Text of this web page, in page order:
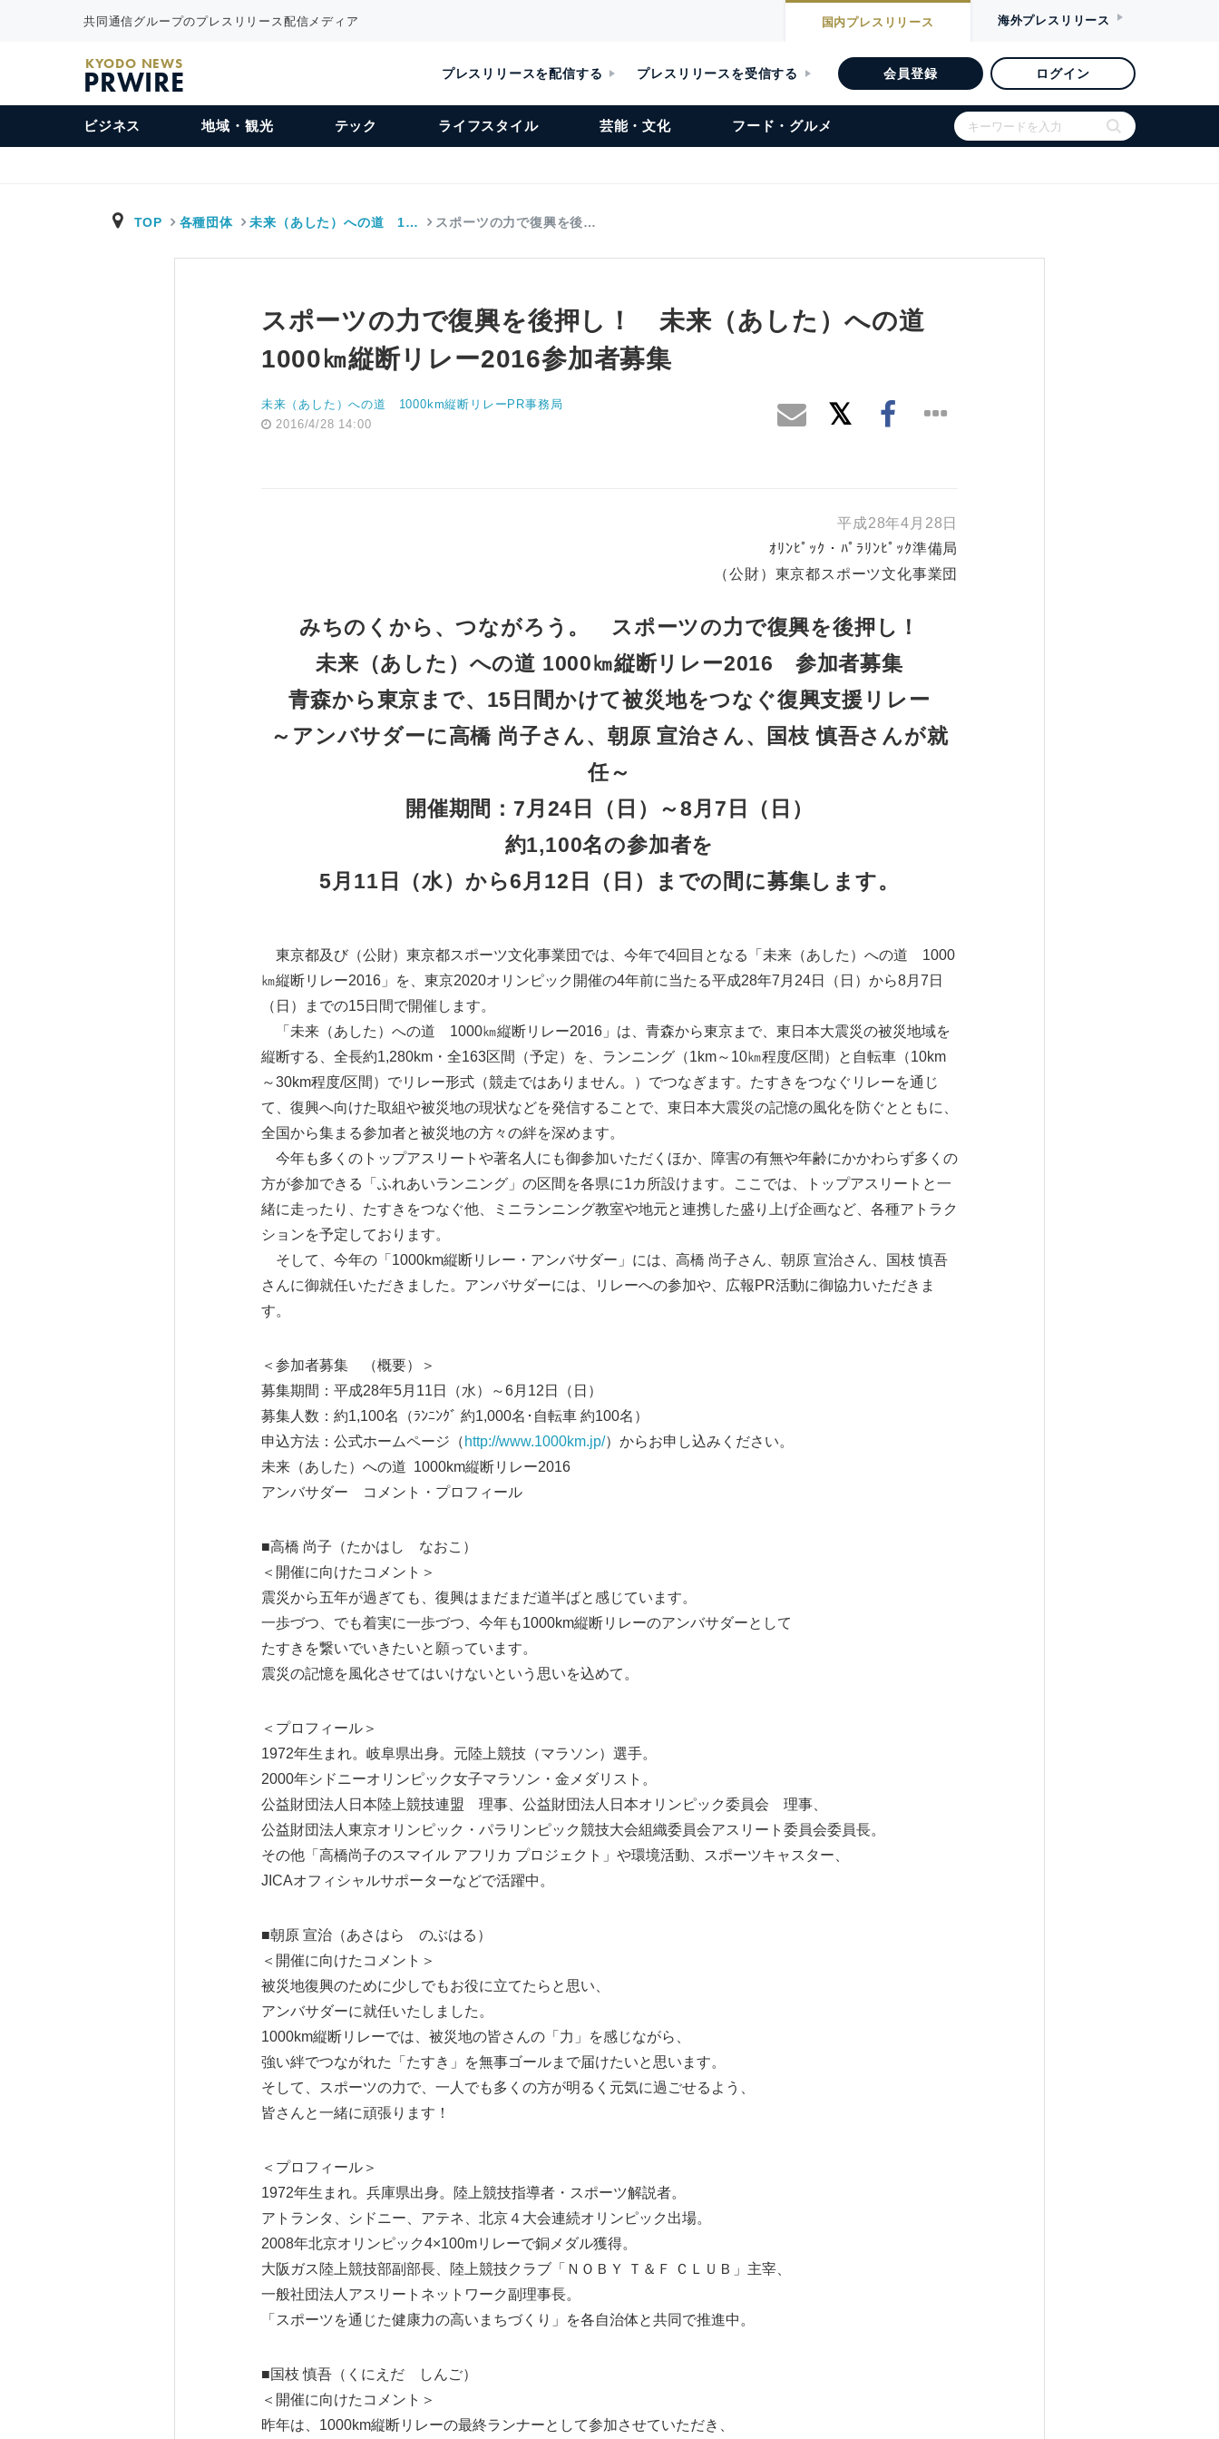
共同通信グループのプレスリリース配信メディア 国内プレスリリース 海外プレスリリース
KYODO NEWS
PRWIRE プレスリリースを配信する プレスリリースを受信する 会員登録 ログイン
ビジネス 地域・観光 テック ライフスタイル 芸能・文化 フード・グルメ
TOP 各種団体 未来（あした）への道 1… スポーツの力で復興を後…
スポーツの力で復興を後押し！ 未来（あした）への道
1000㎞縦断リレー2016参加者募集
未来（あした）への道 1000km縦断リレーPR事務局
2016/4/28 14:00
平成28年4月28日
ｵﾘﾝﾋﾟｯｸ・ﾊﾟﾗﾘﾝﾋﾟｯｸ準備局
（公財）東京都スポーツ文化事業団
みちのくから、つながろう。 スポーツの力で復興を後押し！
未来（あした）への道 1000㎞縦断リレー2016 参加者募集
青森から東京まで、15日間かけて被災地をつなぐ復興支援リレー
～アンバサダーに高橋 尚子さん、朝原 宣治さん、国枝 慎吾さんが就
任～
開催期間：7月24日（日）～8月7日（日）
約1,100名の参加者を
5月11日（水）から6月12日（日）までの間に募集します。
東京都及び（公財）東京都スポーツ文化事業団では、今年で4回目となる「未来（あした）への道 1000
㎞縦断リレー2016」を、東京2020オリンピック開催の4年前に当たる平成28年7月24日（日）から8月7日
（日）までの15日間で開催します。
「未来（あした）への道 1000㎞縦断リレー2016」は、青森から東京まで、東日本大震災の被災地域を
縦断する、全長約1,280km・全163区間（予定）を、ランニング（1km～10㎞程度/区間）と自転車（10km
～30km程度/区間）でリレー形式（競走ではありません。）でつなぎます。たすきをつなぐリレーを通じ
て、復興へ向けた取組や被災地の現状などを発信することで、東日本大震災の記憶の風化を防ぐとともに、
全国から集まる参加者と被災地の方々の絆を深めます。
今年も多くのトップアスリートや著名人にも御参加いただくほか、障害の有無や年齢にかかわらず多くの
方が参加できる「ふれあいランニング」の区間を各県に1カ所設けます。ここでは、トップアスリートと一
緒に走ったり、たすきをつなぐ他、ミニランニング教室や地元と連携した盛り上げ企画など、各種アトラク
ションを予定しております。
そして、今年の「1000km縦断リレー・アンバサダー」には、高橋 尚子さん、朝原 宣治さん、国枝 慎吾
さんに御就任いただきました。アンバサダーには、リレーへの参加や、広報PR活動に御協力いただきま
す。
＜参加者募集 （概要）＞
募集期間：平成28年5月11日（水）～6月12日（日）
募集人数：約1,100名（ﾗﾝﾆﾝｸﾞ 約1,000名･自転車 約100名）
申込方法：公式ホームページ（ http://www.1000km.jp/）からお申し込みください。
未来（あした）への道 1000km縦断リレー2016
アンバサダー コメント・プロフィール
■高橋 尚子（たかはし なおこ）
＜開催に向けたコメント＞
震災から五年が過ぎても、復興はまだまだ道半ばと感じています。
一歩づつ、でも着実に一歩づつ、今年も1000km縦断リレーのアンバサダーとして
たすきを繋いでいきたいと願っています。
震災の記憶を風化させてはいけないという思いを込めて。
＜プロフィール＞
1972年生まれ。岐阜県出身。元陸上競技（マラソン）選手。
2000年シドニーオリンピック女子マラソン・金メダリスト。
公益財団法人日本陸上競技連盟 理事、公益財団法人日本オリンピック委員会 理事、
公益財団法人東京オリンピック・パラリンピック競技大会組織委員会アスリート委員会委員長。
その他「高橋尚子のスマイル アフリカ プロジェクト」や環境活動、スポーツキャスター、
JICAオフィシャルサポーターなどで活躍中。
■朝原 宣治（あさはら のぶはる）
＜開催に向けたコメント＞
被災地復興のために少しでもお役に立てたらと思い、
アンバサダーに就任いたしました。
1000km縦断リレーでは、被災地の皆さんの「力」を感じながら、
強い絆でつながれた「たすき」を無事ゴールまで届けたいと思います。
そして、スポーツの力で、一人でも多くの方が明るく元気に過ごせるよう、
皆さんと一緒に頑張ります！
＜プロフィール＞
1972年生まれ。兵庫県出身。陸上競技指導者・スポーツ解説者。
アトランタ、シドニー、アテネ、北京４大会連続オリンピック出場。
2008年北京オリンピック4×100mリレーで銅メダル獲得。
大阪ガス陸上競技部副部長、陸上競技クラブ「ＮＯＢＹ Ｔ＆Ｆ ＣＬＵＢ」主宰、
一般社団法人アスリートネットワーク副理事長。
「スポーツを通じた健康力の高いまちづくり」を各自治体と共同で推進中。
■国枝 慎吾（くにえだ しんご）
＜開催に向けたコメント＞
昨年は、1000km縦断リレーの最終ランナーとして参加させていただき、
Japanese
English